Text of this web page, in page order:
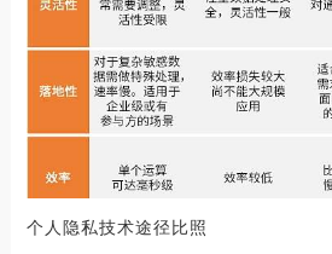
个人隐私技术途径比照